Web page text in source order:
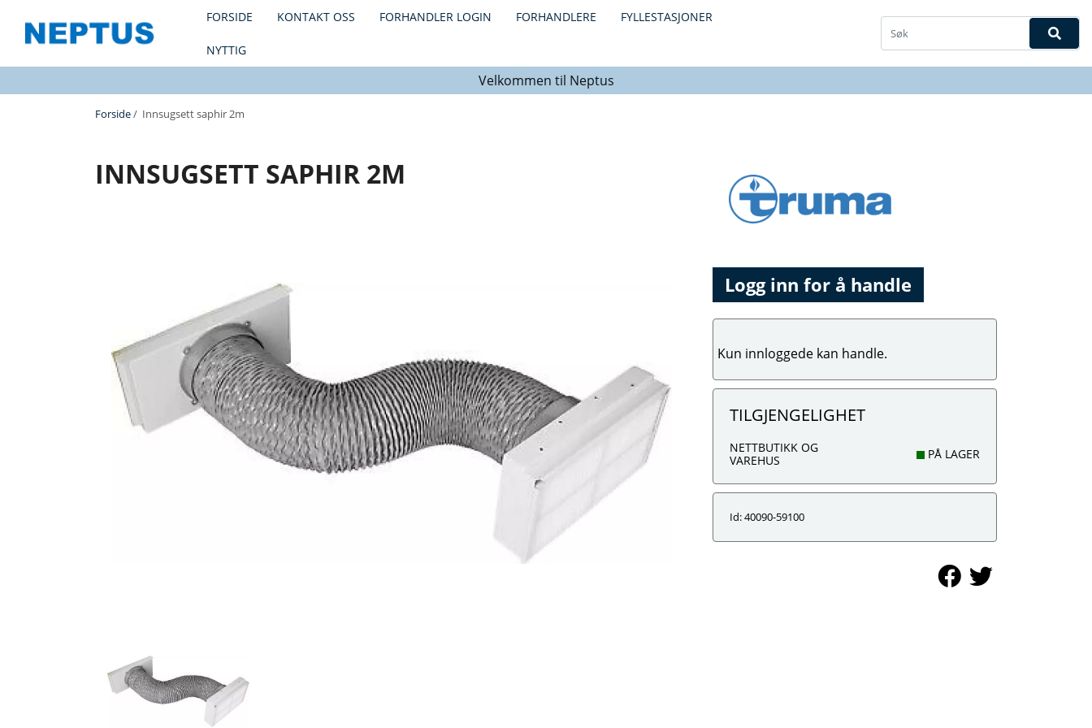
FORSIDE KONTAKT OSS FORHANDLER LOGIN FORHANDLERE FYLLESTASJONER
NYTTIG
Velkommen til Neptus
Forside/ Innsugsett saphir 2m
INNSUGSETT SAPHIR 2M
Logg inn for å handle
Kun innloggede kan handle.
TILGJENGELIGHET
NETTBUTIKK OG
VAREHUS
PÅ LAGER
Id: 40090-59100